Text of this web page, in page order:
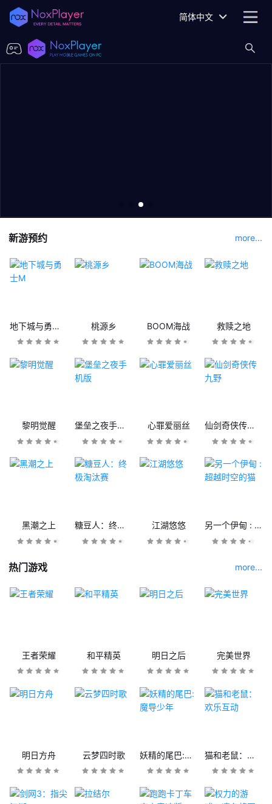
简体中文
新游预约 more...
地下城与勇士M 桃源乡 BOOM海战 救赎之地
黎明觉醒 堡垒之夜手机版 心罪爱丽丝 仙剑奇侠传九野
黑潮之上 糖豆人：终极淘汰赛 江湖悠悠 另一个伊甸 : 超越时空的猫
热门游戏 more...
王者荣耀 和平精英 明日之后 完美世界
明日方舟 云梦四时歌 妖精的尾巴:魔导少年 猫和老鼠：欢乐互动